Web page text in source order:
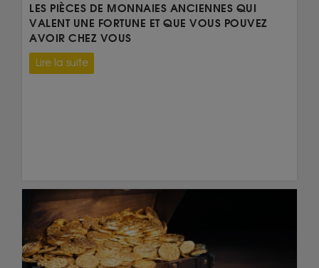
LES PIÈCES DE MONNAIES ANCIENNES QUI
VALENT UNE FORTUNE ET QUE VOUS POUVEZ
AVOIR CHEZ VOUS
Lire la suite